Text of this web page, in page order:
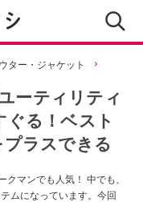
ター・ジャケット
ーティリティ
る！ベスト
ラスできる
マンでも人気！ 中でも、
ムになっています。今回